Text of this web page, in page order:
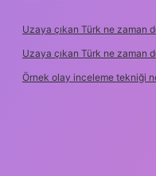
Uzaya çıkan Türk ne zaman
Uzaya çıkan Türk ne zaman
Örnek olay inceleme tekniği